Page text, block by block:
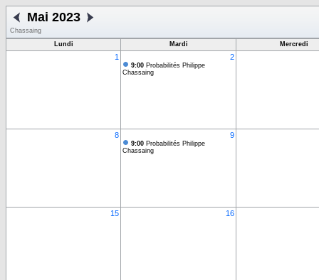
Mai 2023
Chassaing
Lundi
Mardi Mercredi
1 2
9:00 Probabilités Philippe
Chassaing
8 9
9:00 Probabilités Philippe
Chassaing
15 16